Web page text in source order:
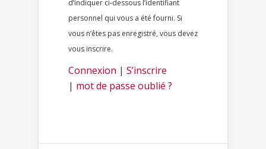
d’indiquer ci-dessous l’identifiant
personnel qui vous a été fourni. Si
vous n’êtes pas enregistré, vous devez
vous inscrire.
Connexion | S’inscrire
| mot de passe oublié ?